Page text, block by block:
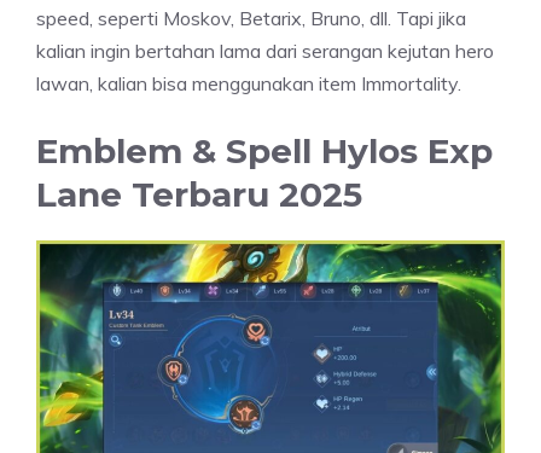
speed, seperti Moskov, Betarix, Bruno, dll. Tapi jika
kalian ingin bertahan lama dari serangan kejutan hero
lawan, kalian bisa menggunakan item Immortality.
Emblem & Spell Hylos Exp
Lane Terbaru 2025